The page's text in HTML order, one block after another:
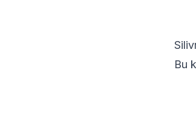
Bu